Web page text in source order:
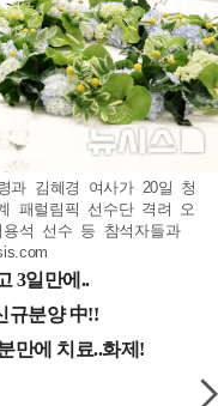
과 김혜경 여사가 20일 청
패럴림픽 선수단 격려 오
석 선수 등 참석자들과